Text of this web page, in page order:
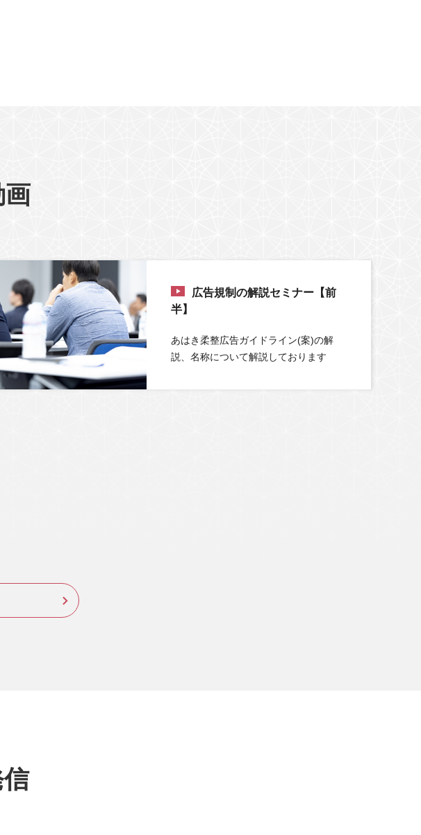
広告規制の解説セミナー【前
半】
あはき柔整広告ガイドライン(案)の解
説、名称について解説しております